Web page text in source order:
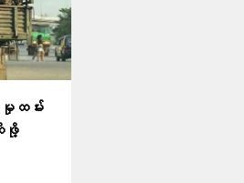
ထမ်း
ဖို့